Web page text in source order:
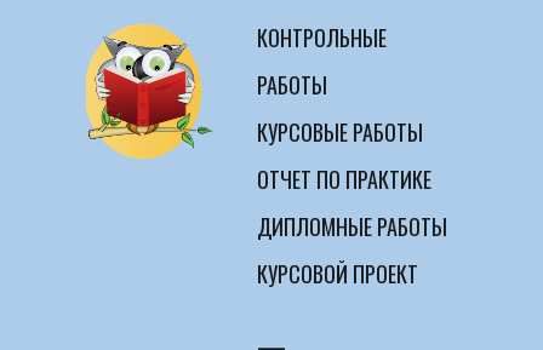
КОНТРОЛЬНЫЕ
РАБОТЫ
КУРСОВЫЕ РАБОТЫ
ОТЧЕТ ПО ПРАКТИКЕ
ДИПЛОМНЫЕ РАБОТЫ
КУРСОВОЙ ПРОЕКТ